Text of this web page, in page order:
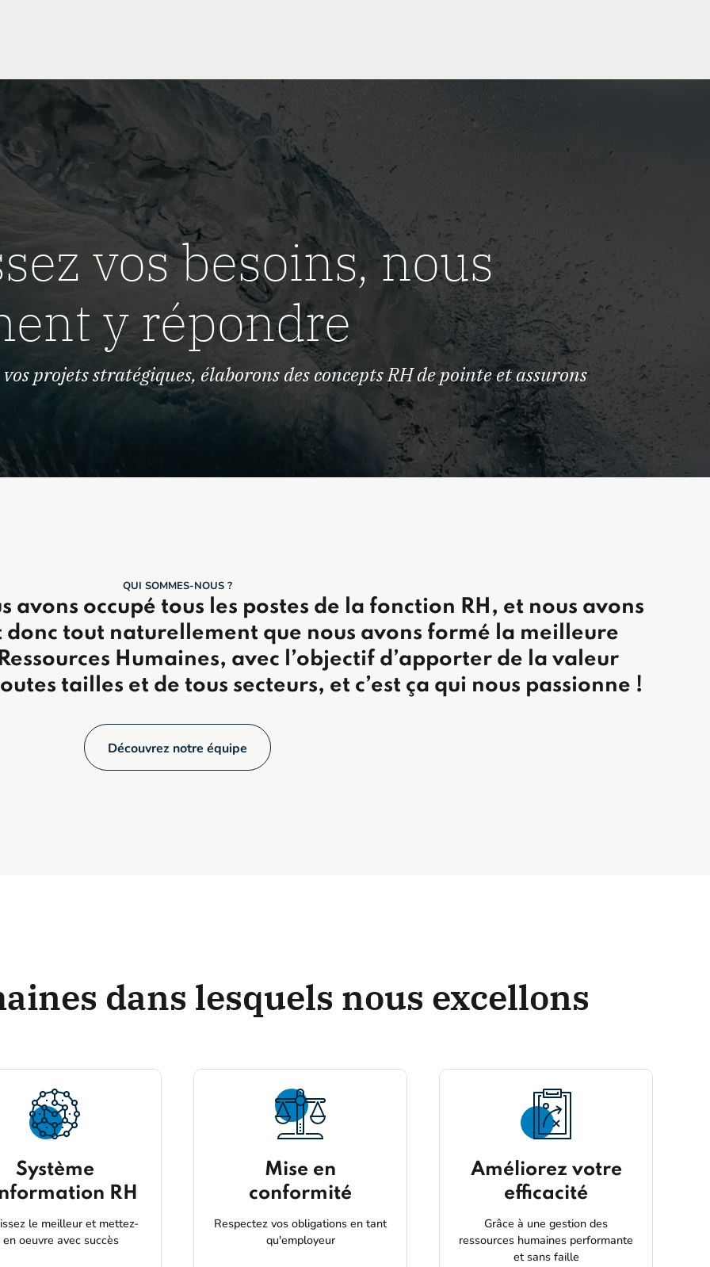
vos besoins, nous
y répondre
projets stratégiques, élaborons des concepts RH de pointe et assurons
QUI SOMMES-NOUS ?
avons occupé tous les postes de la fonction RH, et nous avons
donc tout naturellement que nous avons formé la meilleure
Humaines, avec l’objectif d’apporter de la valeur
tailles et de tous secteurs, et c’est ça qui nous passionne !
Découvrez notre équipe
dans lesquels nous excellons
Système
RH
le meilleur et mettez-
oeuvre avec succès
Mise en
conformité
Respectez vos obligations en tant
qu'employeur
Améliorez votre
efficacité
Grâce à une gestion des
ressources humaines performante
et sans faille